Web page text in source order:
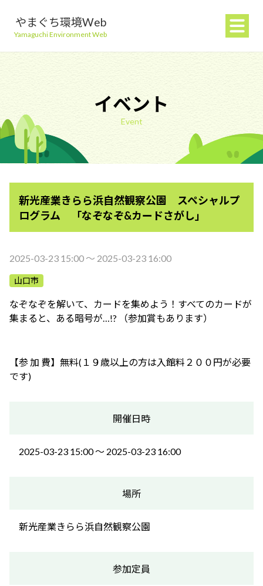
やまぐち環境Web
Yamaguchi Environment Web
地球温暖化を防ぐ
ごみを減らす
自然環境を守る
生活環境を守る（大気・水）
イベント
Event
新光産業きらら浜自然観察公園 スペシャルプ
ログラム 「なぞなぞ&カードさがし」
2025-03-23 15:00 〜 2025-03-23 16:00
山口市
なぞなぞを解いて、カードを集めよう！すべてのカードが
集まると、ある暗号が…!? （参加賞もあります）
【参 加 費】無料(１９歳以上の方は入館料２００円が必要
です)
開催日時
2025-03-23 15:00 〜 2025-03-23 16:00
場所
新光産業きらら浜自然観察公園
参加定員